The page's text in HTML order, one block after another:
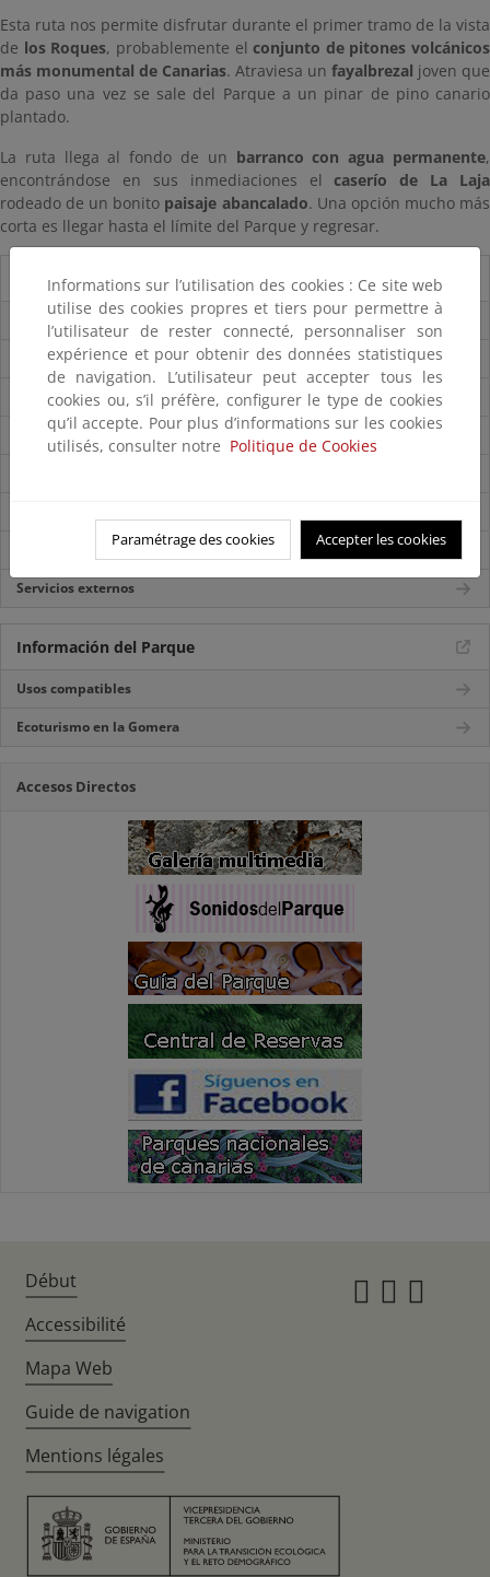
Esta ruta nos permite disfrutar durante el primer tramo de la vista
de los Roques, probablemente elconjunto de pitones volcánicos
más monumental de Canarias. Atraviesa un fayalbrezal joven que
da paso una vez se sale del Parque a un pinar de pino canario
plantado.
La ruta llega al fondo de un barranco con agua permanente,
encontrándose en sus inmediaciones elcaserío de La Laja
rodeado de un bonito paisaje abancalado. Una opción mucho más
corta es llegar hasta el límite del Parque y regresar.
Guía del visitante
Guía del Parque
Folleto del parque
Accesos
Mapa del Parque
Normas de visita
Servicios externos
Información del Parque
Usos compatibles
Ecoturismo en la Gomera
Accesos Directos
Informations sur l’utilisation des cookies : Ce site web
utilise des cookies propres et tiers pour permettre à
l’utilisateur de rester connecté, personnaliser son
expérience et pour obtenir des données statistiques
de navigation. L’utilisateur peut accepter tous les
cookies ou, s’il préfère, configurer le type de cookies
qu’il accepte. Pour plus d’informations sur les cookies
utilisés, consulter notre Politique de Cookies
Paramétrage des cookies Accepter les cookies
Début
Accessibilité
Mapa Web
Guide de navigation
Mentions légales